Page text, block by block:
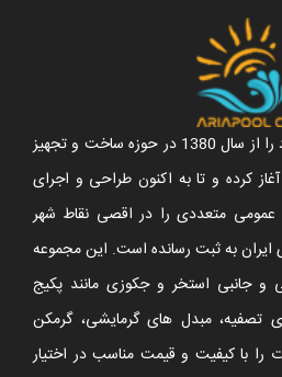
شرکت آریا استخر فعالیت خود را از سال 1380 در حوزه ساخت و تجهیز
کرده و تا به اکنون طراحی و اجرای
متعددی را در اقصی نقاط شهر
ایران به ثبت رسانده است. این مجموعه
و جانبی استخر و جکوزی مانند پکیج
تصفیه، مبدل های گرمایشی، گرمکن
را با کیفیت و قیمت مناسب در اختیار